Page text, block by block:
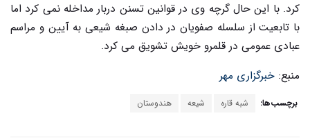
کرد. با این حال گرچه وی در قوانین تسنن دربار مداخله نمی کرد اما
با تابعیت از سلسله صفویان در دادن صبغه شیعی به آیین و مراسم
عبادی عمومی در قلمرو خویش تشویق می کرد.
منبع: خبرگزاری مهر
برچسب‌ها: شبه قاره شیعه هندوستان